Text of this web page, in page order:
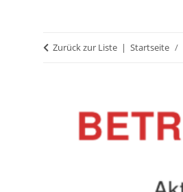
Zurück zur Liste Startseite